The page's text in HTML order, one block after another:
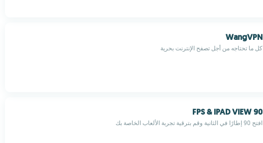
WangVPN
كل ما تحتاجه من أجل تصفح الإنترنت بحرية
90 FPS & IPAD VIEW
افتح 90 إطارًا في الثانية وقم بترقية تجربة الألعاب الخاصة بك